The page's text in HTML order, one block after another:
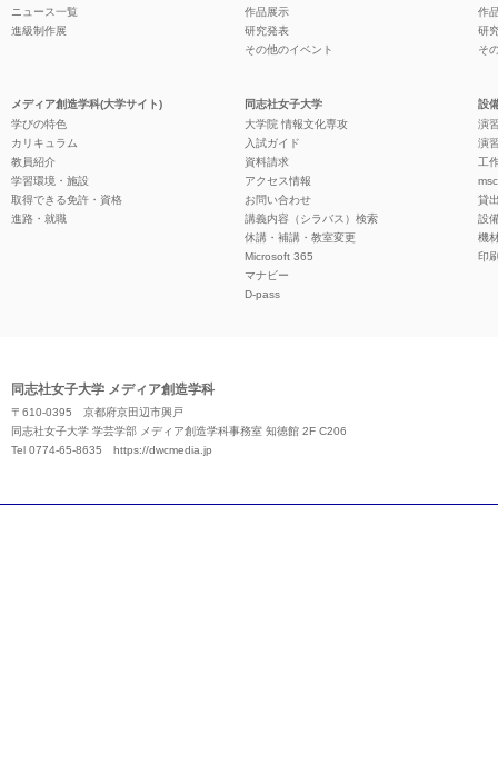
ニュース一覧
進級制作展
作品展示
研究発表
その他のイベント
作
研
そ
メディア創造学科(大学サイト)
学びの特色
カリキュラム
教員紹介
学習環境・施設
取得できる免許・資格
進路・就職
同志社女子大学
大学院 情報文化専攻
入試ガイド
資料請求
アクセス情報
お問い合わせ
講義内容（シラバス）検索
休講・補講・教室変更
Microsoft 365
マナビー
D-pass
設
演
演
工
貸
設
機
印
同志社女子大学 メディア創造学科
〒610-0395 京都府京田辺市興戸
同志社女子大学 学芸学部 メディア創造学科事務室 知徳館 2F C206
Tel 0774-65-8635 https://dwcmedia.jp